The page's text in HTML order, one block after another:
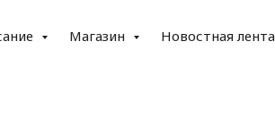
Магазин Новостная лента